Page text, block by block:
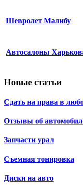
Шевролет Малибу
Автосалоны
Новые статьи
Сдать на права в
Отзывы об
Запчасти урал
Съемная тонировка
Диски на авто